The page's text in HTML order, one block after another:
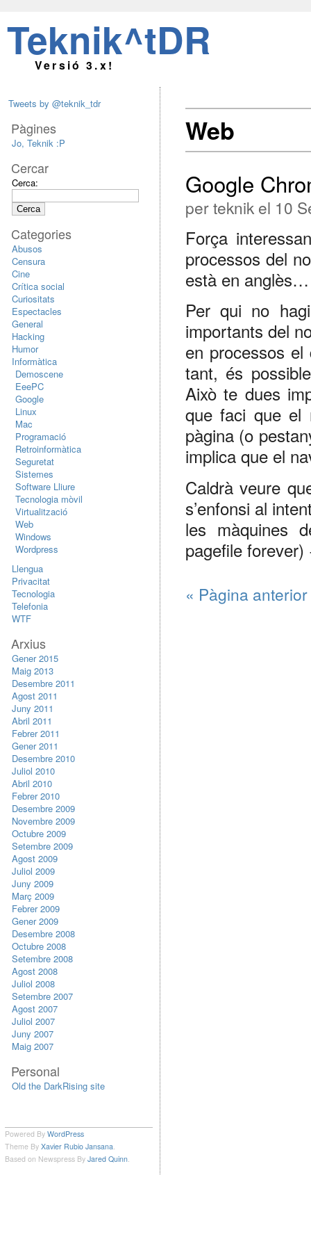
Teknik^tDR
Versió 3.x!
Web
Google
per teknik el 10
Força
processos del
està en anglès…
Per qui no
importants del
en processos
tant, és
Això te dues
que faci que el
pàgina (o
implica que el
Caldrà veure
s’enfonsi al
les màquines
pagefile
« Pàgina anterior
Tweets by @teknik_tdr
Pàgines
Jo, Teknik :P
Cercar
Cerca:
Categories
Abusos
Censura
Cine
Crítica social
Curiositats
Espectacles
General
Hacking
Humor
Informàtica
Demoscene
EeePC
Google
Linux
Mac
Programació
Retroinformàtica
Seguretat
Sistemes
Software Lliure
Tecnologia mòvil
Virtualització
Web
Windows
Wordpress
Llengua
Privacitat
Tecnologia
Telefonia
WTF
Arxius
Gener 2015
Maig 2013
Desembre 2011
Agost 2011
Juny 2011
Abril 2011
Febrer 2011
Gener 2011
Desembre 2010
Juliol 2010
Abril 2010
Febrer 2010
Desembre 2009
Novembre 2009
Octubre 2009
Setembre 2009
Agost 2009
Juliol 2009
Juny 2009
Març 2009
Febrer 2009
Gener 2009
Desembre 2008
Octubre 2008
Setembre 2008
Agost 2008
Juliol 2008
Setembre 2007
Agost 2007
Juliol 2007
Juny 2007
Maig 2007
Personal
Old the DarkRising site
Powered By WordPress
Theme By Xavier Rubio Jansana.
Based on Newspress By Jared Quinn.